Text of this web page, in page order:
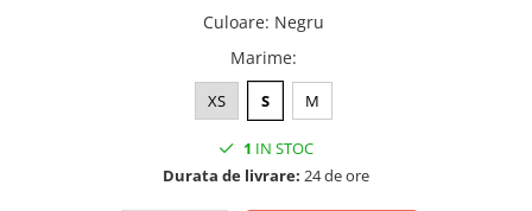
Culoare: Negru
Marime:
XS S M
1 IN STOC
Durata de livrare: 24 de ore